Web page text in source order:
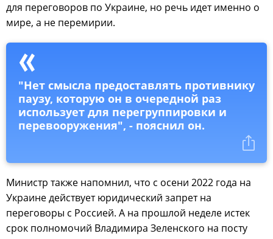
для переговоров по Украине, но речь идет именно о
мире, а не перемирии.
"Нет смысла предоставлять противнику
паузу, которую он в очередной раз
использует для перегруппировки и
перевооружения", - пояснил он.
Министр также напомнил, что с осени 2022 года на
Украине действует юридический запрет на
переговоры с Россией. А на прошлой неделе истек
срок полномочий Владимира Зеленского на посту